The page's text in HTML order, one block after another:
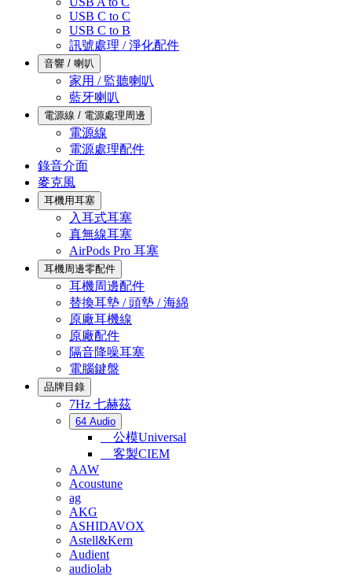
USB C to C
USB C to B
訊號處理 / 淨化配件
音響 / 喇叭
家用 / 監聽喇叭
藍牙喇叭
電源線 / 電源處理周邊
電源線
電源處理配件
錄音介面
麥克風
耳機用耳塞
入耳式耳塞
真無線耳塞
AirPods Pro 耳塞
耳機周邊零配件
耳機周邊配件
替換耳墊 / 頭墊 / 海綿
原廠耳機線
原廠配件
隔音降噪耳塞
電腦鍵盤
品牌目錄
7Hz 七赫茲
64 Audio
公模Universal
客製CIEM
AAW
Acoustune
ag
AKG
ASHIDAVOX
Astell&Kern
Audient
audiolab